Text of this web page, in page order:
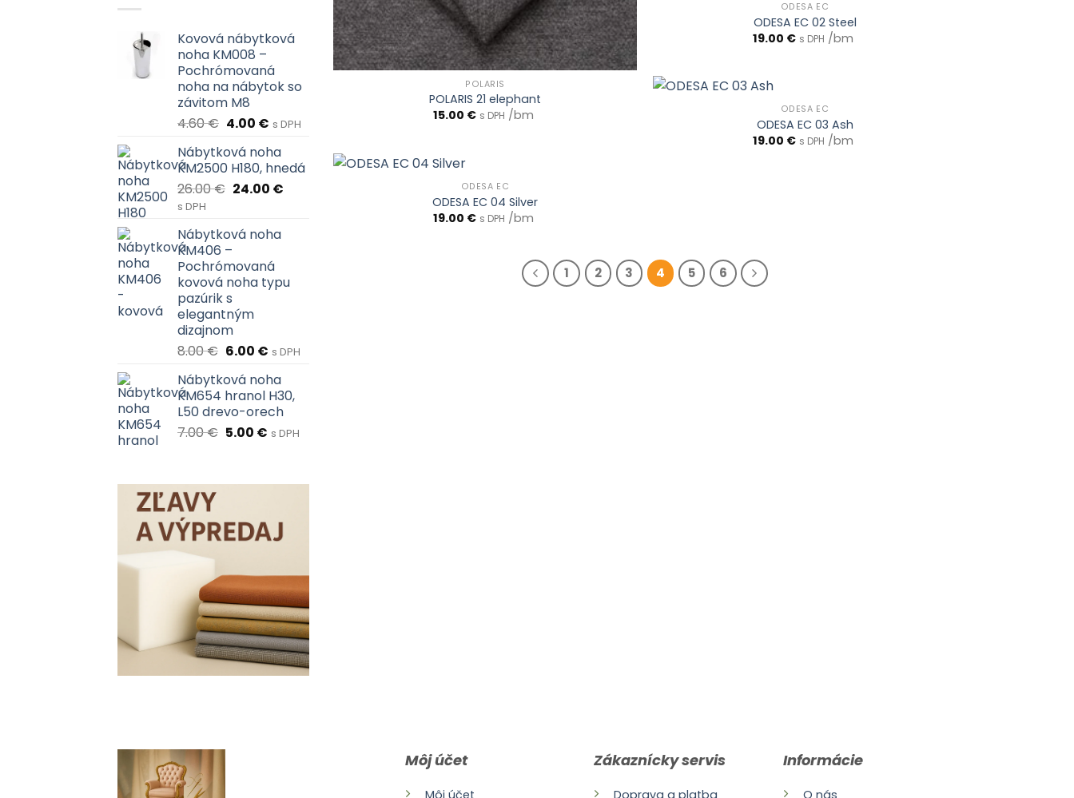
Kovová nábytková
noha KM008 –
Pochrómovaná
noha na nábytok so
závitom M8
4.60€ Pôvodná
bola:
4.60 €.
4.00 €Aktuálna
je:
4.00 €.
s DPH
Nábytková noha
KM2500 H180, hnedá
26.00€ Pôvodná
26.00 €.
24.00 €Aktuálna
s DPH
Nábytková noha
KM406 –
Pochrómovaná
kovová noha typu
pazúrik s
elegantným
dizajnom
8.00€ Pôvodná
bola:
8.00 €.
6.00 €Aktuálna
je:
6.00 €.
s DPH
Nábytková noha
KM654 hranol H30,
L50 drevo-orech
7.00€ Pôvodná
7.00 €.
5.00 €Aktuálna
5.00 €.
s DPH
POLARIS
POLARIS 21 elephant
15.00 € s DPH /bm
ODESA EC
ODESA EC 02 Steel
19.00 € s DPH /bm
ODESA EC
ODESA EC 03 Ash
19.00 € s DPH /bm
ODESA EC
ODESA EC 04 Silver
19.00 € s DPH /bm
1 2 3 4 5 6
Môj účet Zákaznícky servis Informácie